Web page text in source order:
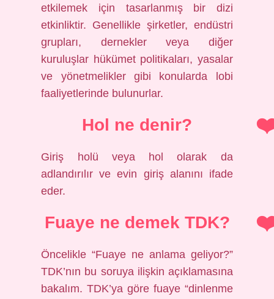
etkilemek için tasarlanmış bir dizi
etkinliktir. Genellikle şirketler, endüstri
grupları, dernekler veya diğer
kuruluşlar hükümet politikaları, yasalar
ve yönetmelikler gibi konularda lobi
faaliyetlerinde bulunurlar.
Hol ne denir?
Giriş holü veya hol olarak da
adlandırılır ve evin giriş alanını ifade
eder.
Fuaye ne demek TDK?
Öncelikle “Fuaye ne anlama geliyor?”
TDK’nın bu soruya ilişkin açıklamasına
bakalım. TDK’ya göre fuaye “dinlenme